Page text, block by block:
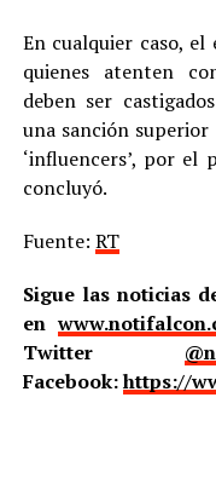
En cualquier caso,
quienes atenten
deben ser
una sanción
‘influencers’, por el
concluyó.
Fuente: RT
Sigue las noticias
en
Twitter
Facebook:https://